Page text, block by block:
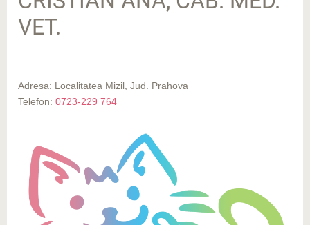
VET.
Adresa: Localitatea Mizil, Jud. Prahova
Telefon: 0723-229 764